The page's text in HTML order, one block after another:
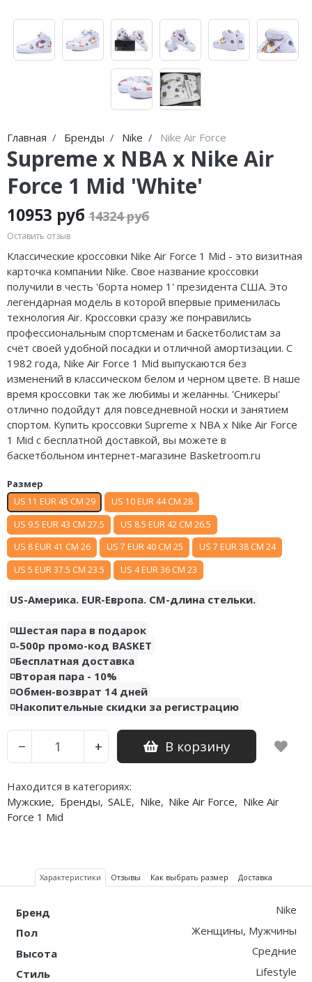
Главная Бренды Nike Nike Air Force
Supreme x NBA x Nike Air
Force 1 Mid 'White'
10953 руб 14324 руб
Оставить отзыв
Классические кроссовки Nike Air Force 1 Mid - это визитная
карточка компании Nike. Свое название кроссовки
получили в честь 'борта номер 1' президента США. Это
легендарная модель в которой впервые применилась
технология Air. Кроссовки сразу же понравились
профессиональным спортсменам и баскетболистам за
счёт своей удобной посадки и отличной амортизации. С
1982 года, Nike Air Force 1 Mid выпускаются без
изменений в классическом белом и черном цвете. В наше
время кроссовки так же любимы и желанны. 'Сникеры'
отлично подойдут для повседневной носки и занятием
спортом. Купить кроссовки Supreme x NBA x Nike Air Force
1 Mid с бесплатной доставкой, вы можете в
баскетбольном интернет-магазине Basketroom.ru
Размер
US 11 EUR 45 CM 29
US 10 EUR 44 CM 28
US 9.5 EUR 43 CM 27.5
US 8.5 EUR 42 CM 26.5
US 8 EUR 41 CM 26
US 7 EUR 40 CM 25
US 7 EUR 38 CM 24
US 5 EUR 37.5 CM 23.5
US 4 EUR 36 CM 23
US-Америка. EUR-Европа. CM-длина стельки.
◽️Шестая пара в подарок
◽️-500р промо-код BASKET
◽️Бесплатная доставка
◽️Вторая пара - 10%
◽️Обмен-возврат 14 дней
◽️Накопительные скидки за регистрацию
− + В корзину
Находится в категориях:
Мужские, Бренды, SALE, Nike, Nike Air Force, Nike Air
Force 1 Mid
Характеристики Отзывы Как выбрать размер Доставка
Бренд
Nike
Пол
Женщины, Мужчины
Высота
Средние
Стиль
Lifestyle
Jordan Tatum
Air Jordan 312
Air Jordan 38
Air Jordan 37
Air Jordan 36
Air Jordan 1
Air Jordan 3
Air Jordan 4
Air Jordan 5
Air Jordan 6
Air Jordan 7
Air Jordan 10
Air Jordan 11
Air Jordan 13
Air Jordan 14
Air Jordan 15
Air Jordan 23
adidas Samba
adidas Gazelle
adidas adiFOM
adidas Adizero
adidas Harden
adidas Dame
adidas AE
Adidas Yeezy Boost 350 V2